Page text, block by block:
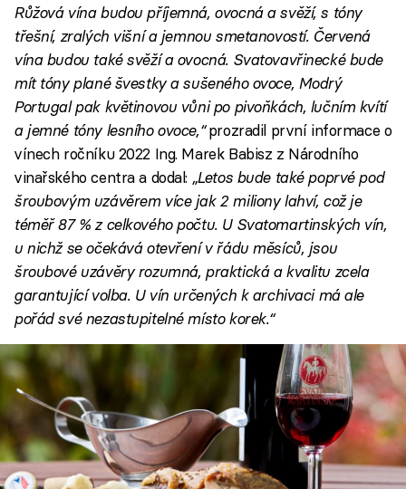
Růžová vína budou příjemná, ovocná a svěží, s tóny
třešní, zralých višní a jemnou smetanovostí. Červená
vína budou také svěží a ovocná. Svatovavřinecké bude
mít tóny plané švestky a sušeného ovoce, Modrý
Portugal pak květinovou vůni po pivoňkách, lučním kvítí
a jemné tóny lesního ovoce,“prozradil první informace o
vínech ročníku 2022 Ing. Marek Babisz z Národního
vinařského centra a dodal: „Letos bude také poprvé pod
šroubovým uzávěrem více jak 2 miliony lahví, což je
téměř 87 % z celkového počtu. U Svatomartinských vín,
u nichž se očekává otevření v řádu měsíců, jsou
šroubové uzávěry rozumná, praktická a kvalitu zcela
garantující volba. U vín určených k archivaci má ale
pořád své nezastupitelné místo korek.“